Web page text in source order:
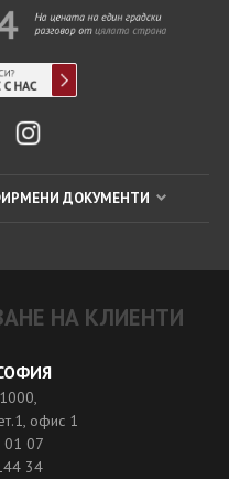
ДОКУМЕНТИ
НА КЛИЕНТИ
офис 1
01 07
34